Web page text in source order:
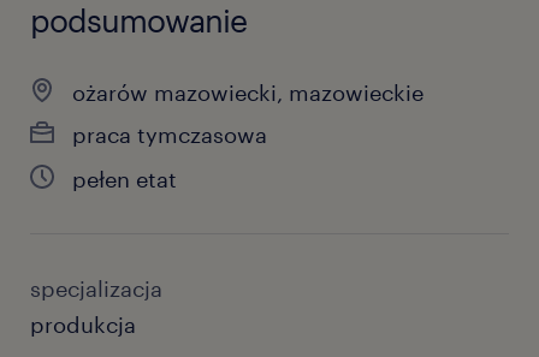
podsumowanie
ożarów mazowiecki, mazowieckie
praca tymczasowa
pełen etat
specjalizacja
produkcja